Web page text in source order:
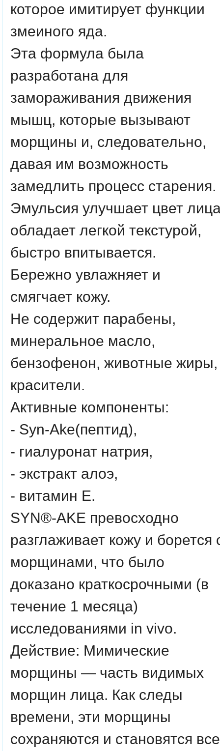
которое имитирует функции
змеиного яда.
Эта формула была
разработана для
замораживания движения
мышц, которые вызывают
морщины и, следовательно,
давая им возможность
замедлить процесс старения.
Эмульсия улучшает цвет
обладает легкой текстурой,
быстро впитывается.
Бережно увлажняет и
смягчает кожу.
Не содержит парабены,
минеральное масло,
бензофенон, животные жиры,
красители.
Активные компоненты:
- Syn-Ake(пептид),
- гиалуронат натрия,
- экстракт алоэ,
- витамин Е.
SYN®-AKE превосходно
разглаживает кожу и борется
морщинами, что было
доказано краткосрочными (в
течение 1 месяца)
исследованиями in vivo.
Действие: Мимические
морщины — часть видимых
морщин лица. Как следы
времени, эти морщины
сохраняются и становятся все